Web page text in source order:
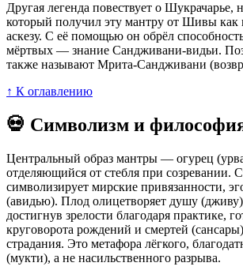
Другая легенда повествует о Шукрачарье,
который получил эту мантру от Шивы как
аскезу. С её помощью он обрёл
мёртвых — знание Сандживани-видьи.
также называют Мрита-Сандживани
↑ К оглавлению
💀 Символизм и
Центральный образ мантры — огурец
отделяющийся от стебля при созревании.
символизирует мирские привязанности,
(авидью). Плод олицетворяет душу
достигнув зрелости благодаря практике,
круговорота рождений и смертей
страдания. Это метафора лёгкого,
(мукти), а не насильственного разрыва.